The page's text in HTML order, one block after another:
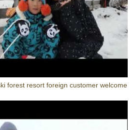
forest resort foreign customer welcome